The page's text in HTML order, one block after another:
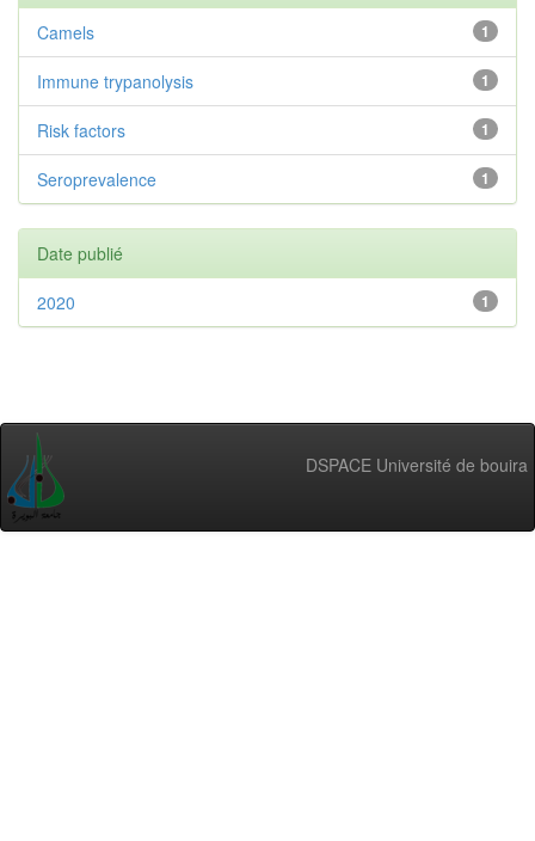
1
Camels
1
Immune trypanolysis
1
Risk factors
1
Seroprevalence
Date publié
1
2020
DSPACE Université de bouira